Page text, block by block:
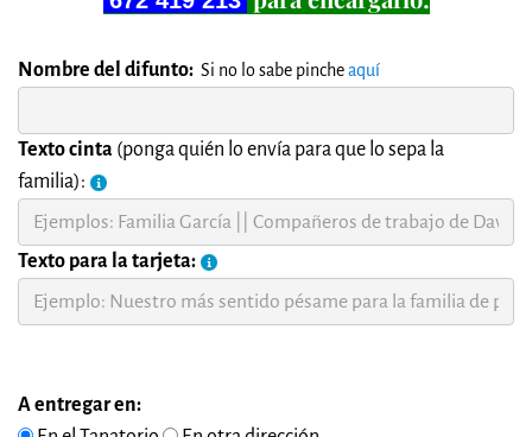
Nombre del difunto: Si no lo sabe pincheaquí
Texto cinta (ponga quién lo envía para que lo sepa la
familia):
Texto para la tarjeta:
A entregar en: